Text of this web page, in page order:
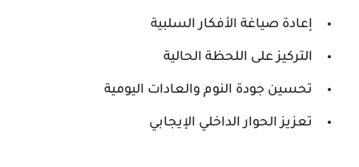
إعادة صياغة الأفكار السلبية
التركيز على اللحظة الحالية
تحسين جودة النوم والعادات اليومية
تعزيز الحوار الداخلي الإيجابي